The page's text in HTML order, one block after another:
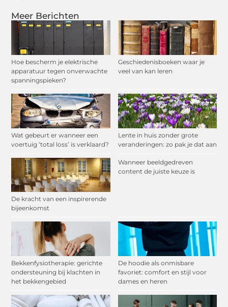
Meer Berichten
Hoe bescherm je elektrische
apparatuur tegen onverwachte
spanningspieken?
Geschiedenisboeken waar je
veel van kan leren
Wat gebeurt er wanneer een
voertuig ‘total loss’ is verklaard?
Lente in huis zonder grote
veranderingen: zo pak je dat aan
De kracht van een inspirerende
bijeenkomst
Wanneer beeldgedreven
content de juiste keuze is
Bekkenfysiotherapie: gerichte
ondersteuning bij klachten in
het bekkengebied
De hoodie als onmisbare
favoriet: comfort en stijl voor
dames en heren